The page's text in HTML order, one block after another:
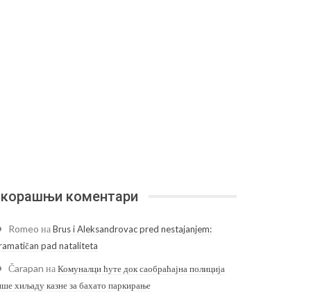
коментари
Romeo наBrus i Aleksandrovac pred nestajanjem:
pad nataliteta
Čarapan наКомуналци ћуте док саобраћајна полиција
хиљаду казне за бахато паркирање